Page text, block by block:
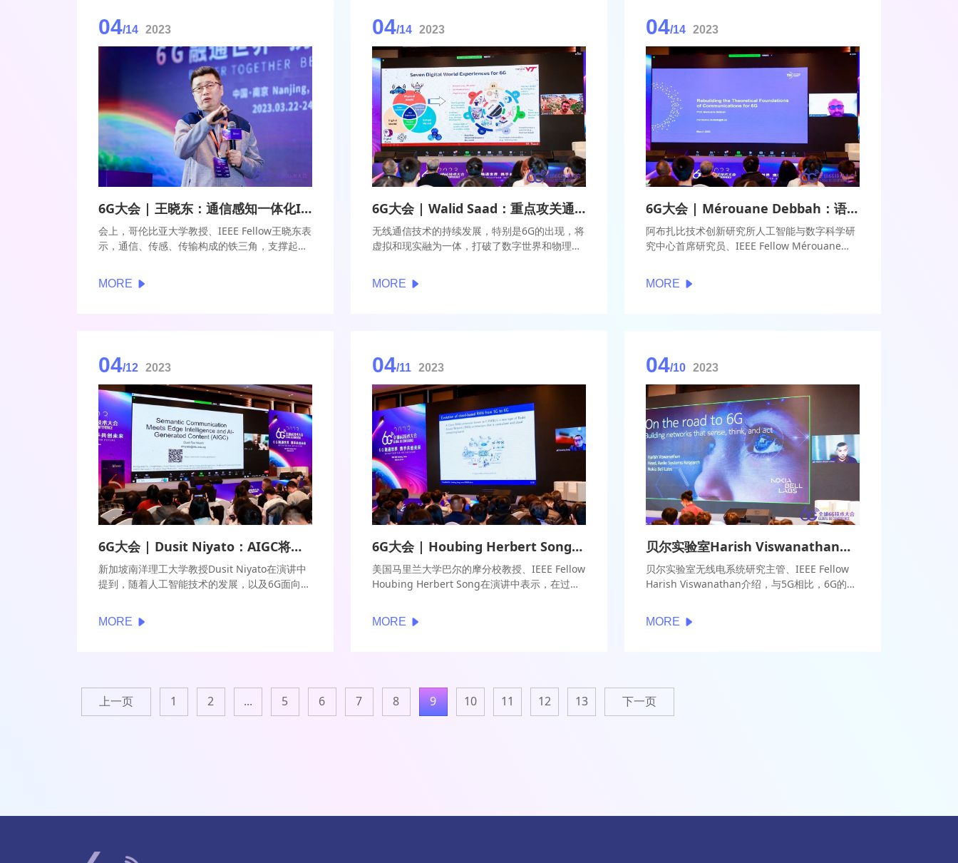
04/14 2023
6G大会 | 王晓东：通信感知一体化ISAC是6G关键技术
会上，哥伦比亚大学教授、IEEE Fellow王晓东表
示，通信、传感、传输构成的铁三角，支撑起整
主要目标是将三大功能融合，通信感知一体化
ISAC备受业界关注。
MORE
04/14 2023
6G大会 | Walid Saad：重点攻关通信感知性能平衡
无线通信技术的持续发展，特别是6G的出现，将
虚拟和现实融为一体，打破了数字世界和物理世
MORE
04/14 2023
6G大会 | Mérouane Debbah：语义通信推开6G时代大门
阿布扎比技术创新研究所人工智能与数字科学研
究中心首席研究员、IEEE Fellow Mérouane
窗口期，语义通信是未来发展方向之一，语义通
信需要AI，但也不完全基于AI，需要多种方式的
MORE
04/12 2023
6G大会 | Dusit Niyato：AIGC将极大提升语义通信应用进程
新加坡南洋理工大学教授Dusit Niyato在演讲中
提到，随着人工智能技术的发展，以及6G面向智
术。语义通信是一种以语义表征信息并传输的技
术，它在语义层面解决信息的含义表达与传输，
MORE
04/11 2023
6G大会 | Houbing Herbert Song：容量将成为6G时代最大挑战 AI将扮演关键角色
美国马里兰大学巴尔的摩分校教授、IEEE Fellow
Houbing Herbert Song在演讲中表示，在过去
了很多新兴的应用和服务场景，对于无线网络的
服务效能出现了新的需求。6G采用了基于云端的
MORE
04/10 2023
贝尔实验室Harish Viswanathan：从5G过渡到6G，AI作用巨大
贝尔实验室无线电系统研究主管、IEEE Fellow
Harish Viswanathan介绍，与5G相比，6G的时
程中需要实现更加高速和可持续的发展，同时，
从能耗的角度，还要考虑更环保的要求。
MORE
上一页 1 2 ... 5 6 7 8 9 10 11 12 13 下一页